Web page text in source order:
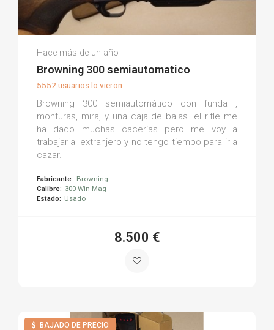
Jef S.
Hace más de un año
Browning 300 semiautomatico
5552 usuarios lo vieron
Browning 300 semiautomático con funda ,
monturas, mira, y una caja de balas. el rifle me
ha dado muchas cacerías pero me voy a
trabajar al extranjero y no tengo tiempo para ir a
cazar.
Fabricante: Browning
Calibre: 300 Win Mag
Estado: Usado
8.500 €
BAJADO DE PRECIO